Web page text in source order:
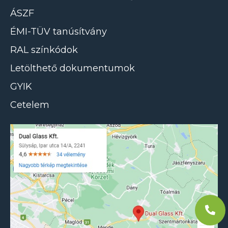
ÁSZF
ÉMI-TÜV tanúsítvány
RAL színkódok
Letölthető dokumentumok
GYIK
Cetelem